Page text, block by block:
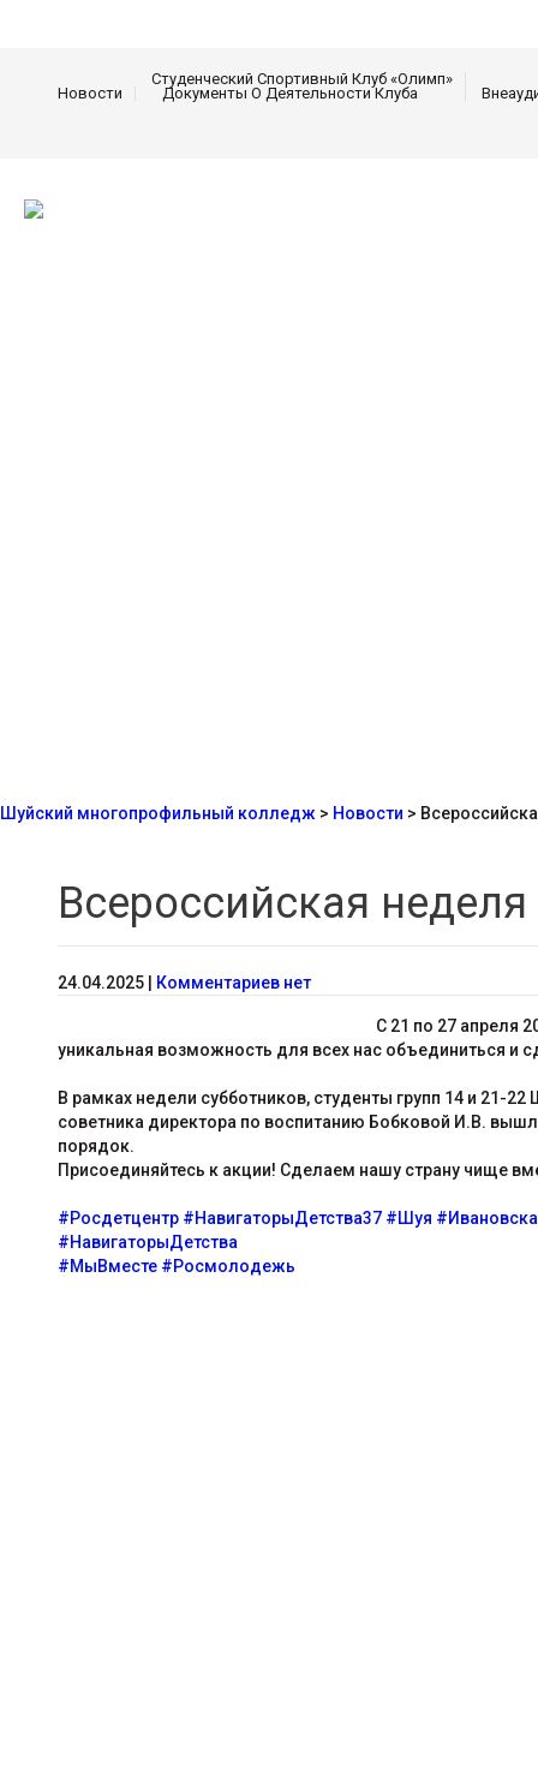
Новости
Студенческий Спортивный Клуб «Олимп»
Документы О Деятельности Клуба
Шуйский многопрофильный колледж > Новости >
Всероссийская
24.04.2025 Комментариев нет
С 21 по 27 апреля
уникальная возможность для всех нас объединиться и
В рамках недели субботников, студенты групп 14 и
советника директора по воспитанию Бобковой И.В.
порядок.
Присоединяйтесь к акции! Сделаем нашу страну чище
#Росдетцентр #НавигаторыДетства37 #Шуя
#НавигаторыДетства
#МыВместе #Росмолодежь